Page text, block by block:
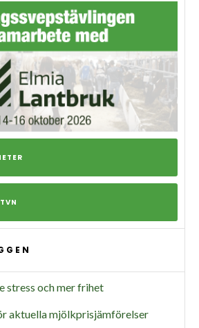
stress och mer frihet
aktuella mjölkprisjämförelser